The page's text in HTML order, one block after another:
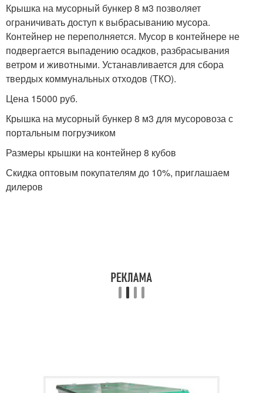
Крышка на мусорный бункер 8 м3 позволяет
ограничивать доступ к выбрасыванию мусора.
Контейнер не переполняется. Мусор в контейнере не
подвергается выпадению осадков, разбрасывания
ветром и животными. Устанавливается для сбора
твердых коммунальных отходов (ТКО).
Цена 15000 руб.
Крышка на мусорный бункер 8 м3 для мусоровоза с
портальным погрузчиком
Размеры крышки на контейнер 8 кубов
Скидка оптовым покупателям до 10%, приглашаем
дилеров